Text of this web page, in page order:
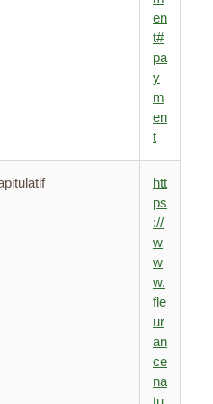
en
t#
pa
y
m
en
t
htt
ps
://
w
w
w.
fle
ur
an
ce
na
tu